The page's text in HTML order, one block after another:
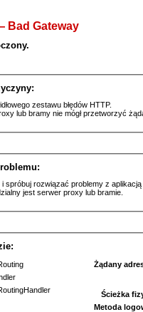
Bad Gateway
zestawu błędów HTTP.
lub bramy nie mógł przetworzyć
spróbuj rozwiązać problemy z
jest serwer proxy lub bramie.
Żądany
Ścieżka
Metoda